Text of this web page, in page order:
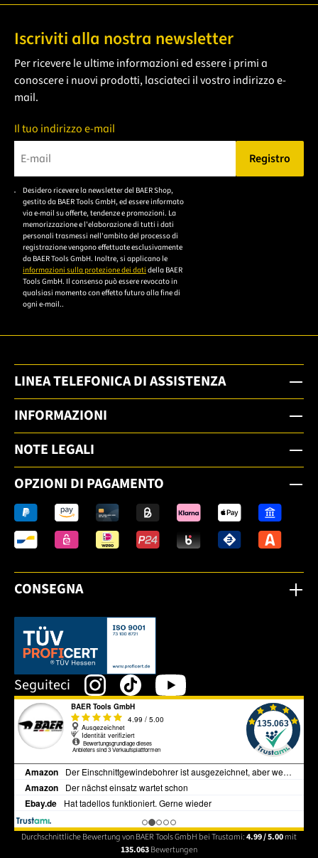
Iscriviti alla nostra newsletter
Per ricevere le ultime informazioni ed essere i primi a
conoscere i nuovi prodotti, lasciateci il vostro indirizzo e-
mail.
Il tuo indirizzo e-mail
Bitte geben Sie eine gültige E-Mail-Adresse ein.
Registro
Desidero ricevere la newsletter del BAER Shop,
gestito da BAER Tools GmbH, ed essere informato
via e-mail su offerte, tendenze e promozioni. La
memorizzazione e l'elaborazione di tutti i dati
personali trasmessi nell'ambito del processo di
registrazione vengono effettuate esclusivamente
da BAER Tools GmbH. Inoltre, si applicano le
informazioni sulla protezione dei dati della BAER
Tools GmbH. Il consenso può essere revocato in
qualsiasi momento con effetto futuro alla fine di
ogni e-mail..
LINEA TELEFONICA DI ASSISTENZA
INFORMAZIONI
NOTE LEGALI
OPZIONI DI PAGAMENTO
CONSEGNA
Dieser Link öffnet sich in einem neuen Tab.
Seguiteci
Durchschnittliche Bewertung von BAER Tools GmbH bei Trustami:4.99 / 5.00mit
135.063Bewertungen